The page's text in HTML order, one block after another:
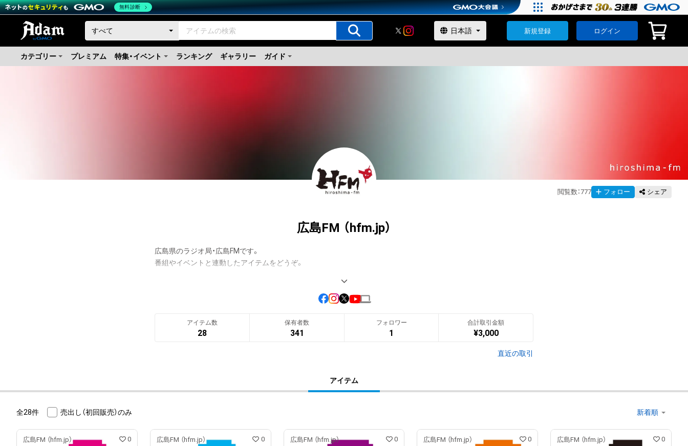
新規登録 ログイン
カテゴリー プレミアム 特集・イベント ランキング ギャラリー ガイド
閲覧数 ：777 フォロー シェア
広島FM （hfm.jp）
広島県のラジオ局・広島FMです。
番組やイベントと連動したアイテムをどうぞ。
アイテム数
28
保有者数
341
フォロワー
1
合計取引金額
¥3,000
直近の取引
アイテム
全28件 売出し（初回販売）のみ
広島FM （hfm.jp） 0 広島FM （hfm.jp） 0 広島FM （hfm.jp） 0 広島FM （hfm.jp） 0 広島FM （hfm.jp） 0
無料診断